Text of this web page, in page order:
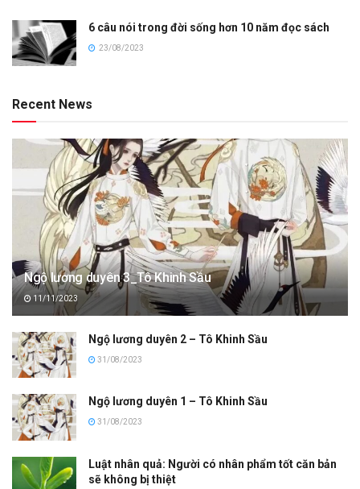
6 câu nói trong đời sống hơn 10 năm đọc sách
23/08/2023
Recent News
Ngộ lương duyên 3_Tô Khinh Sầu
11/11/2023
Ngộ lương duyên 2 – Tô Khinh Sầu
31/08/2023
Ngộ lương duyên 1 – Tô Khinh Sầu
31/08/2023
Luật nhân quả: Người có nhân phẩm tốt căn bản
sẽ không bị thiệt